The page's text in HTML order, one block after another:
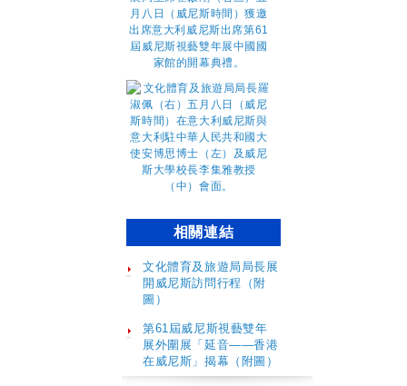
相關連結
文化體育及旅遊局局長展
開威尼斯訪問行程（附
圖）
第61屆威尼斯視藝雙年
展外圍展「延音——香港
在威尼斯」揭幕（附圖）